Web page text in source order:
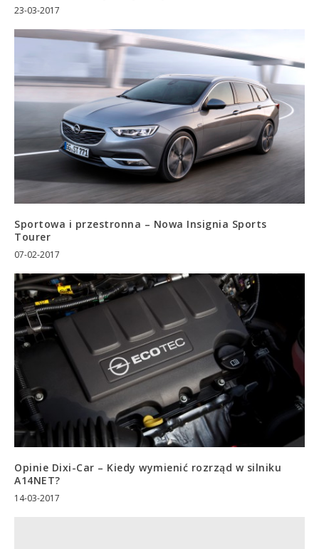
23-03-2017
Sportowa i przestronna – Nowa Insignia Sports
Tourer
07-02-2017
Opinie Dixi-Car – Kiedy wymienić rozrząd w silniku
A14NET?
14-03-2017